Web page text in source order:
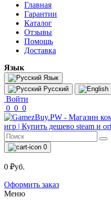
Главная
Гарантии
Каталог
Отзывы
Помощь
Доставка
Язык
Язык
Русский
Войти
0 0 0
0
0 ₽уб.
Оформить заказ
Меню